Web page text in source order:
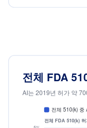
2018
2019
2020
2021